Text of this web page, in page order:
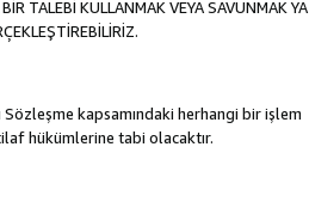
TALEBİ KULLANMAK VEYA SAVUNMAK YA
kapsamındaki herhangi bir işlem
hükümlerine tabi olacaktır.